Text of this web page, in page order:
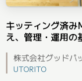
キッティング済み
え、管理・運用の
株式会社グッドパ
UTORITO